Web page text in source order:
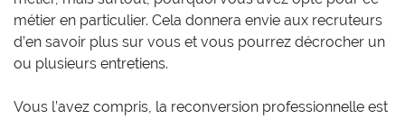
métier en particulier. Cela donnera envie aux recruteurs
d’en savoir plus sur vous et vous pourrez décrocher un
ou plusieurs entretiens.
Vous l’avez compris, la reconversion professionnelle est